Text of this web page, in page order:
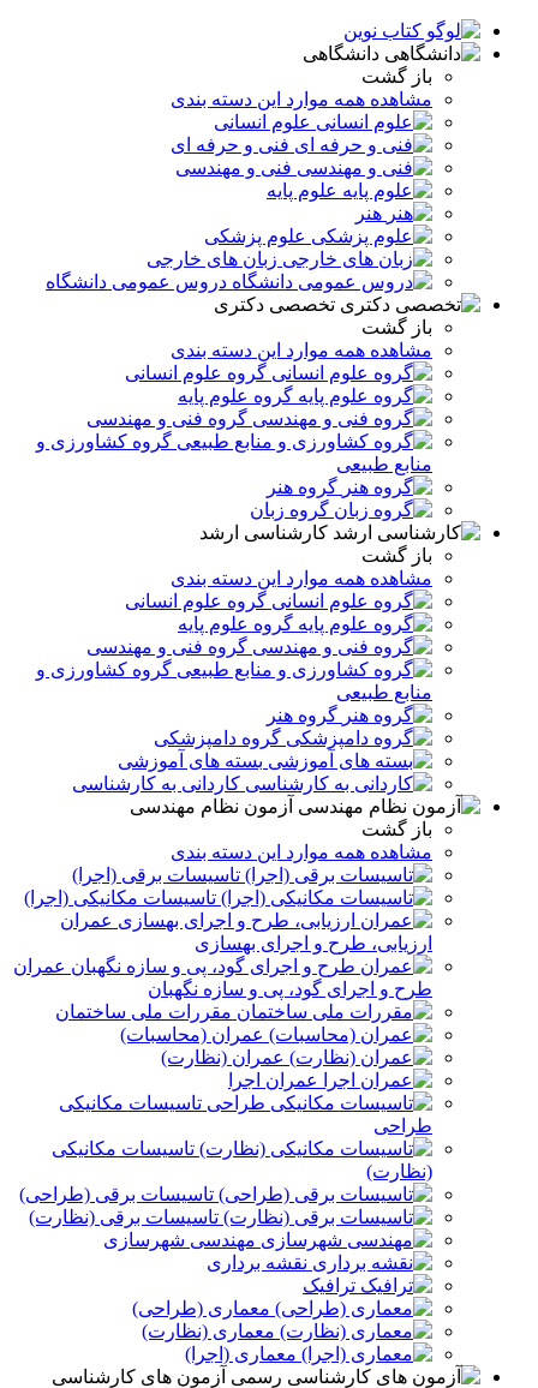
دانشگاهی
باز گشت
مشاهده همه موارد این دسته بندی
علوم انسانی
فنی و حرفه ای
فنی و مهندسی
علوم پایه
هنر
علوم پزشکی
زبان های خارجی
دروس عمومی دانشگاه
تخصصی دکتری
باز گشت
مشاهده همه موارد این دسته بندی
گروه علوم انسانی
گروه علوم پایه
گروه فنی و مهندسی
گروه کشاورزی و
منابع طبیعی
گروه هنر
گروه زبان
کارشناسی ارشد
باز گشت
مشاهده همه موارد این دسته بندی
گروه علوم انسانی
گروه علوم پایه
گروه فنی و مهندسی
گروه کشاورزی و
منابع طبیعی
گروه هنر
گروه دامپزشکی
بسته های آموزشی
کاردانی به کارشناسی
آزمون نظام مهندسی
باز گشت
مشاهده همه موارد این دسته بندی
تاسیسات برقی (اجرا)
تاسیسات مکانیکی (اجرا)
عمران
ارزیابی، طرح و اجرای بهسازی
عمران
طرح و اجرای گود، پی و سازه نگهبان
مقررات ملی ساختمان
عمران (محاسبات)
عمران (نظارت)
عمران اجرا
تاسیسات مکانیکی
طراحی
تاسیسات مکانیکی
(نظارت)
تاسیسات برقی (طراحی)
تاسیسات برقی (نظارت)
مهندسی شهرسازی
نقشه برداری
ترافیک
معماری (طراحی)
معماری (نظارت)
معماری (اجرا)
آزمون های کارشناسی